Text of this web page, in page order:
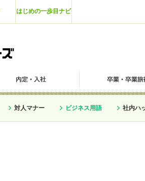
はじめの一歩目ナビ
対人マナー ビジネス用語 社内ハ